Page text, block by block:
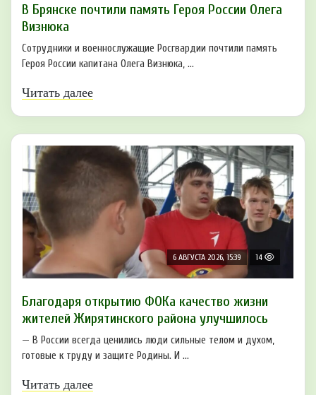
В Брянске почтили память Героя России Олега
Визнюка
Сотрудники и военнослужащие Росгвардии почтили память
Героя России капитана Олега Визнюка, ...
Читать далее
6 АВГУСТА 2026, 15:39 14
Благодаря открытию ФОКа качество жизни
жителей Жирятинского района улучшилось
— В России всегда ценились люди сильные телом и духом,
готовые к труду и защите Родины. И ...
Читать далее